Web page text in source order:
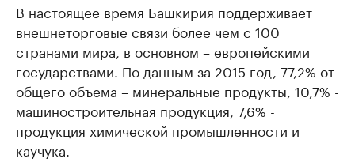
В настоящее время Башкирия поддерживает
внешнеторговые связи более чем с 100
странами мира, в основном – европейскими
государствами. По данным за 2015 год, 77,2% от
общего объема – минеральные продукты, 10,7% -
машиностроительная продукция, 7,6% -
продукция химической промышленности и
каучука.